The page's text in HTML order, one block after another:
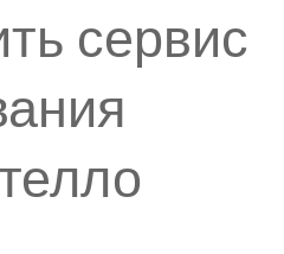
сервис